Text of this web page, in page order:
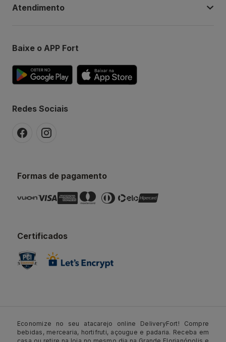
Atendimento
Baixe o APP Fort
Redes Sociais
Formas de pagamento
Certificados
Economize no seu atacarejo online DeliveryFort! Compre
bebidas, mercearia, hortifruti, açougue e padaria. Receba em